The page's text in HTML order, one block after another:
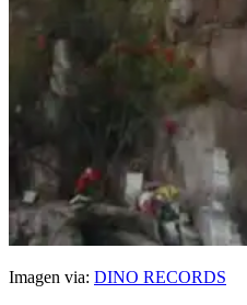
Imagen via: DINO RECORDS